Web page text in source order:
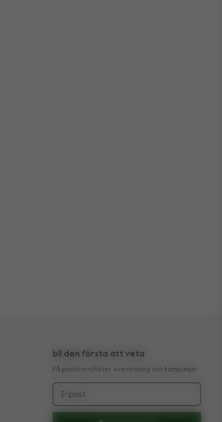
bli den första att veta
Få positiva nyheter, evenemang och kampanjer
E-post